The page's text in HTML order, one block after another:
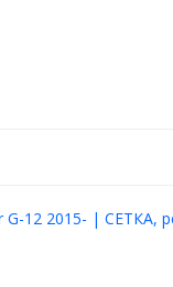
G-12 2015- | СЕТКА,